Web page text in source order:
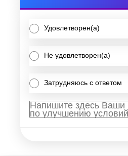
Удовлетворен(а)
Не удовлетворен(а)
Затрудняюсь с ответом